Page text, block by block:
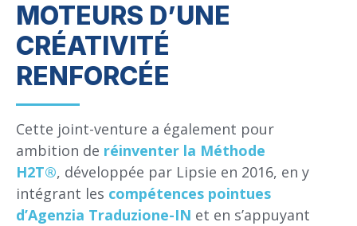
MOTEURS D’UNE
CRÉATIVITÉ
RENFORCÉE
Cette joint-venture a également pour
ambition de réinventer la Méthode
H2T®, développée par Lipsie en 2016, en y
intégrant les compétences pointues
d’Agenzia Traduzione-IN et en s’appuyant